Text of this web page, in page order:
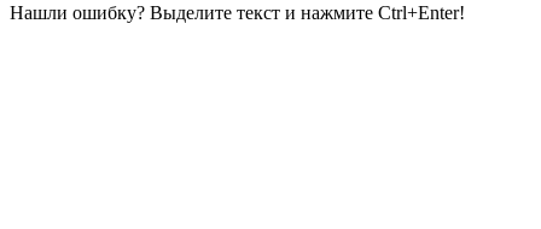
Нашли ошибку? Выделите текст и нажмите Ctrl+Enter!